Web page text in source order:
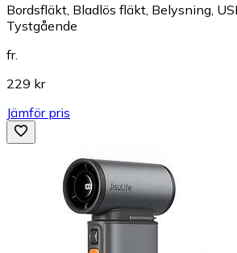
Bordsfläkt, Bladlös fläkt, Belysning,
Tystgående
fr.
229 kr
Jämför pris